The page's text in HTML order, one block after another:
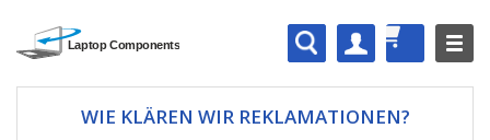
WIE KLÄREN WIR REKLAMATIONEN?